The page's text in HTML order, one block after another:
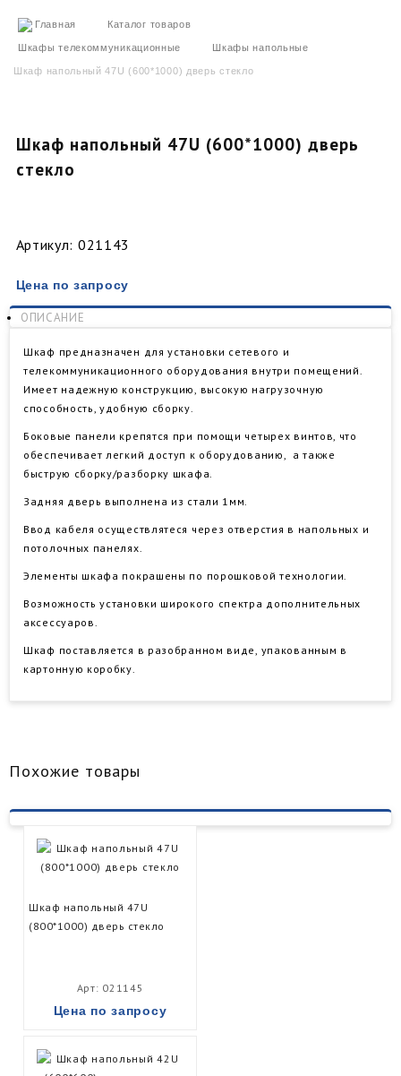
Главная Каталог товаров
Шкафы телекоммуникационные Шкафы напольные
Шкаф напольный 47U (600*1000) дверь стекло
Шкаф напольный 47U (600*1000) дверь
стекло
Артикул: 021143
Цена по запросу
ОПИСАНИЕ
Шкаф предназначен для установки сетевого и
телекоммуникационного оборудования внутри помещений.
Имеет надежную конструкцию, высокую нагрузочную
способность, удобную сборку.
​Боковые панели крепятся при помощи четырех винтов, что
обеспечивает легкий доступ к оборудованию, а также
быструю сборку/разборку шкафа.
Задняя дверь выполнена из стали 1мм.
Ввод кабеля осуществлятеся через отверстия в напольных и
потолочных панелях.
Элементы шкафа покрашены по порошковой технологии.
Возможность установки широкого спектра дополнительных
аксессуаров.
Шкаф поставляется в разобранном виде, упакованным в
картонную коробку.
Похожие товары
Шкаф напольный 47U
(800*1000) дверь стекло
Арт: 021145
Цена по запросу